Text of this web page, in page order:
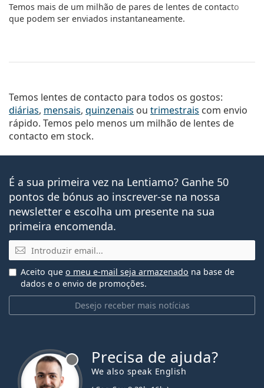
Temos mais de um milhão de pares de lentes de contacto
que podem ser enviados instantaneamente.
Temos lentes de contacto para todos os gostos:
diárias, mensais, quinzenais ou trimestrais com envio
rápido. Temos pelo menos um milhão de lentes de
contacto em stock.
É a sua primeira vez na Lentiamo? Ganhe 50
pontos de bónus ao inscrever-se na nossa
newsletter e escolha um presente na sua
primeira encomenda.
Email
Desejo receber mais notícias
Aceito que o meu e-mail seja armazenado na base de
dados e o envio de promoções.
Precisa de ajuda?
We also speak English